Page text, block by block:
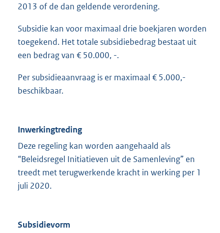
2013 of de dan geldende verordening.
Subsidie kan voor maximaal drie boekjaren worden
toegekend. Het totale subsidiebedrag bestaat uit
een bedrag van € 50.000, -.
Per subsidieaanvraag is er maximaal € 5.000,-
beschikbaar.
Inwerkingtreding
Deze regeling kan worden aangehaald als
“Beleidsregel Initiatieven uit de Samenleving” en
treedt met terugwerkende kracht in werking per 1
juli 2020.
Subsidievorm